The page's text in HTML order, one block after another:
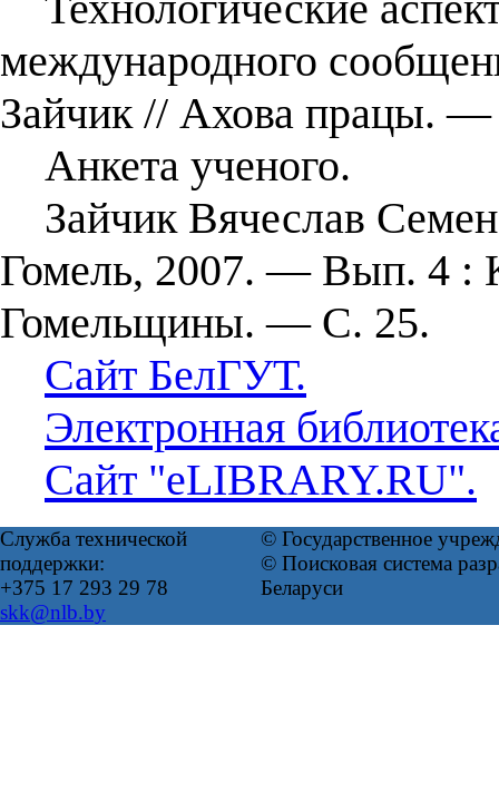
международного
Зайчик // Ахова
Анкета ученого.
Зайчик Вячеслав
Гомель, 2007. — Вып. 4 :
Гомельщины. — С. 25.
Сайт БелГУТ.
Электронная
Сайт "eLIBRARY.RU".
Служба технической
поддержки:
+375 17 293 29 78
skk@nlb.by
© Государственное
© Поисковая система
Беларуси